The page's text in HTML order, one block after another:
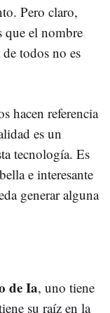
Pero claro,
que el nombre
de todos no es
hacen referencia
es un
tecnología. Es
e interesante
generar alguna
de Ia, uno tiene
su raíz en la